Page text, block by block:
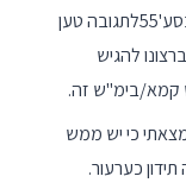
לפגוע בזכות המשיב להגנה על חפותו. בסע'55לתגובה טען
להגיש
קמא/בימ"ש זה.
כי יש ממש
כערעור.